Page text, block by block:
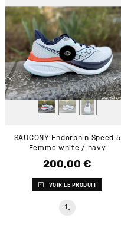
SAUCONY Endorphin Speed 5
Femme white / navy
Prix
200,00 €
VOIR LE PRODUIT